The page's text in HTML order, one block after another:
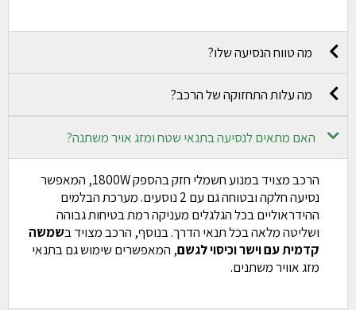
מה טווח הנסיעה שלו?
מה עלות התחזוקה של הרכב?
האם מתאים לנסיעה בתנאי שטח ומזג אויר משתנה?
הרכב מצויד במנוע חשמלי חזק בהספק 1800W, המאפשר
נסיעה חלקה ובטוחה גם עם 2 נוסעים. מערכת הבלמים
ההידראוליים בכל הגלגלים מעניקה רמת בטיחות גבוהה
ושליטה מלאה בכל תנאי הדרך. בנוסף, הרכב מצויד בשמשה
קדמית עם וישר וכיסוי לגשם, המאפשרים שימוש גם בתנאי
מזג אוויר משתנים.